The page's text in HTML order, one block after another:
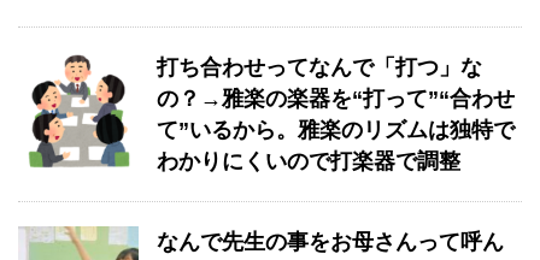
打ち合わせってなんで「打つ」な
の？→雅楽の楽器を“打って”“合わせ
て”いるから。雅楽のリズムは独特で
わかりにくいので打楽器で調整
なんで先生の事をお母さんって呼ん